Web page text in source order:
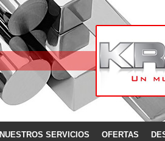
NUESTROS SERVICIOS OFERTAS